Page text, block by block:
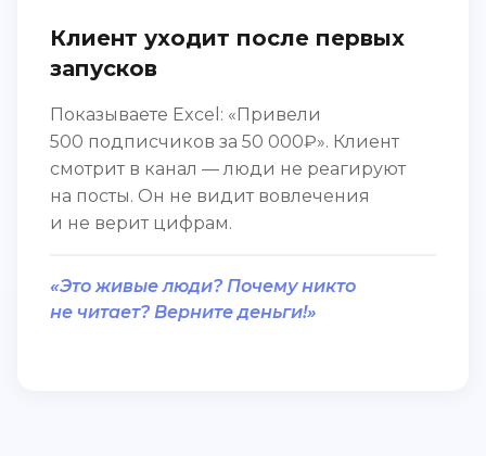
Клиент уходит после первых
запусков
Показываете Excel: «Привели
500 подписчиков за 50 000₽». Клиент
смотрит в канал — люди не реагируют
на посты. Он не видит вовлечения
и не верит цифрам.
«Это живые люди? Почему никто
не читает? Верните деньги!»